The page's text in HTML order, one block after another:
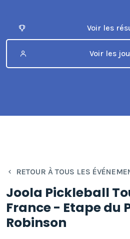
Voir les
Voir les
RETOUR À TOUS LES
Joola Pickleball
France - Etape du
Robinson